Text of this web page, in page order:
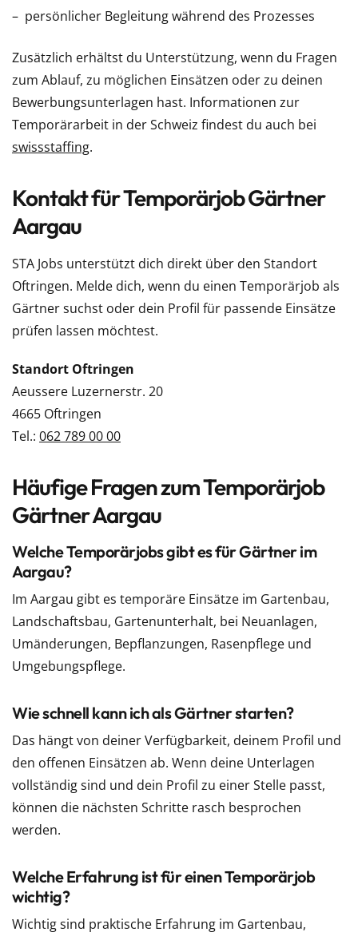
persönlicher Begleitung während des Prozesses
Zusätzlich erhältst du Unterstützung, wenn du Fragen
zum Ablauf, zu möglichen Einsätzen oder zu deinen
Bewerbungsunterlagen hast. Informationen zur
Temporärarbeit in der Schweiz findest du auch bei
swissstaffing.
Kontakt für Temporärjob Gärtner
Aargau
STA Jobs unterstützt dich direkt über den Standort
Oftringen. Melde dich, wenn du einen Temporärjob als
Gärtner suchst oder dein Profil für passende Einsätze
prüfen lassen möchtest.
Standort Oftringen
Aeussere Luzernerstr. 20
4665 Oftringen
Tel.: 062 789 00 00
Häufige Fragen zum Temporärjob
Gärtner Aargau
Welche Temporärjobs gibt es für Gärtner im
Aargau?
Im Aargau gibt es temporäre Einsätze im Gartenbau,
Landschaftsbau, Gartenunterhalt, bei Neuanlagen,
Umänderungen, Bepflanzungen, Rasenpflege und
Umgebungspflege.
Wie schnell kann ich als Gärtner starten?
Das hängt von deiner Verfügbarkeit, deinem Profil und
den offenen Einsätzen ab. Wenn deine Unterlagen
vollständig sind und dein Profil zu einer Stelle passt,
können die nächsten Schritte rasch besprochen
werden.
Welche Erfahrung ist für einen Temporärjob
wichtig?
Wichtig sind praktische Erfahrung im Gartenbau,